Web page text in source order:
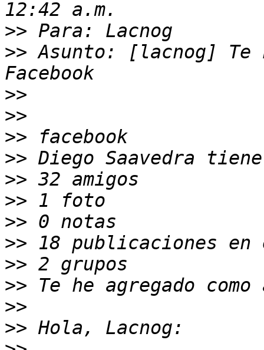
>>
>> Asunto: [lacnog] Te
>>
>>
>>
>>
>>
>>
>>
>>
>>
>>
>>
>>